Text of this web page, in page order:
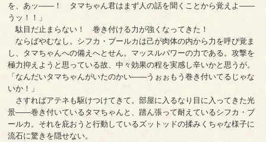
を、あッ――！ タマちゃん君はまず人の話を聞くことから覚えよ――
うッ！！」
駄目だ止まらない！ 巻き付ける力が強くなってきた！
ならばやむなし。シフカ・ブールカは己が肉体の内から力を呼び覚ま
し、タマちゃんへの備えへとせん。マッスルパワーの力である。攻撃を
極力抑えようと思っている故、中々効果の程を実感し辛いかと思うが。
「なんだいタマちゃんがいたのかい――うぉぉもう巻き付いてるじゃな
いか！」
さすればアテネも駆けつけてきて。部屋に入るなり目に入ってきた光
景――巻き付いているタマちゃんと、踏ん張って耐えているシフカ・ブ
ールカ。それを庇おうと行動しているズットッドの揉みくちゃな様子に
流石に驚きを隠せない。